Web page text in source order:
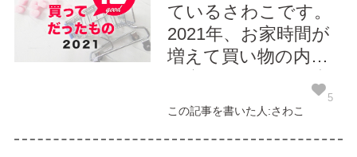
ているさわこです。
2021年、お家時間が
増えて買い物の内容
も多いのではないで
しょうか。 皆さん
は、買ってよかった
この記事を書いた人:さわこ
5